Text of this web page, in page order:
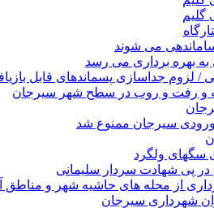
گلیم
می شوند
به بهره برداری می رسد
/ لزوم جداسازی پسماندهای قابل
و رفت و روب در سطح شهر سيرجان
سیرجان ممنوع شد
سگهای ولگرد
پی شهادت سردار سلیمانی
از محله های حاشیه شهر و مناطق
شهرداری سیرجان